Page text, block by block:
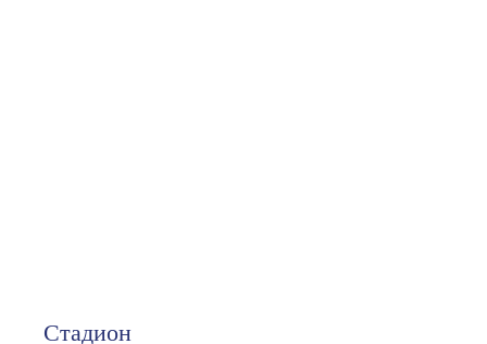
Стадион